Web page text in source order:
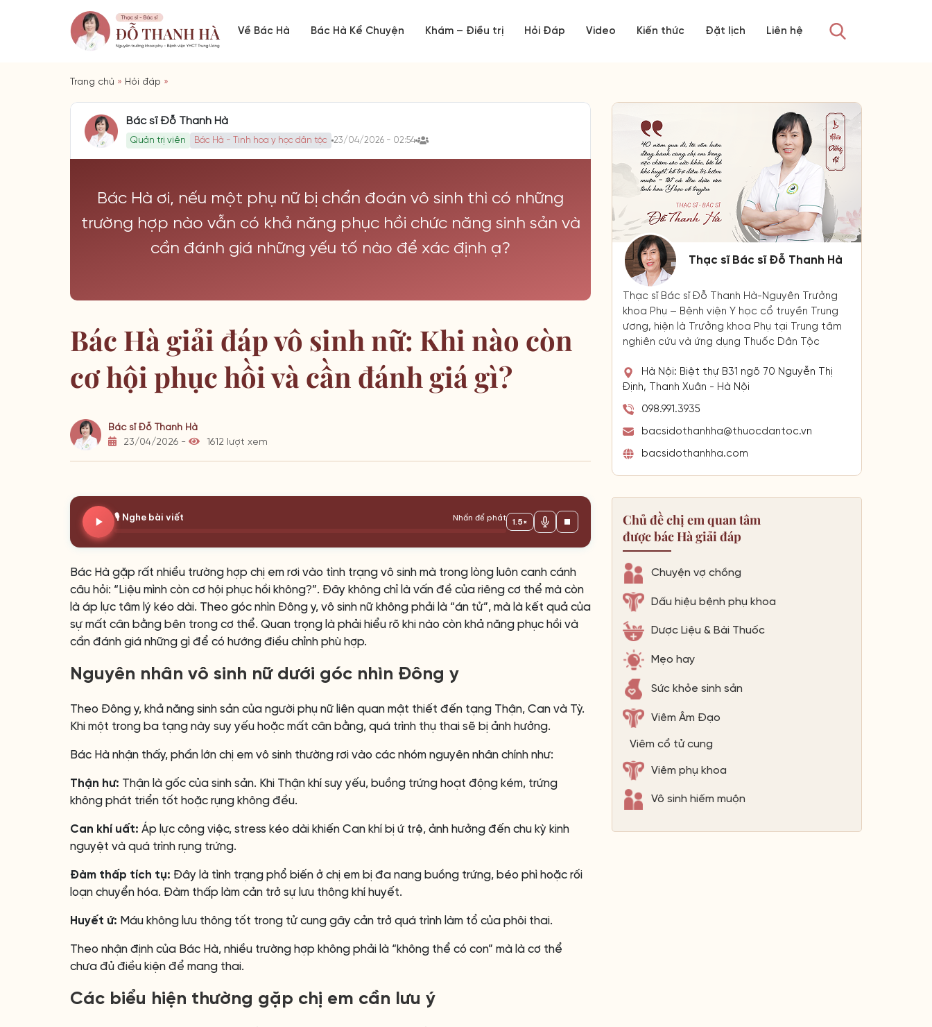
Về Bác Hà Bác Hà Kể Chuyện Khám – Điều trị Hỏi Đáp Video Kiến thức Đặt lịch Liên hệ
Trang chủ » Hỏi đáp »
Bác sĩ Đỗ Thanh Hà
Quản trị viên Bác Hà - Tinh hoa y học dân tộc 23/04/2026 - 02:54
Bác Hà ơi, nếu một phụ nữ bị chẩn đoán vô sinh thì có những
trường hợp nào vẫn có khả năng phục hồi chức năng sinh sản và
cần đánh giá những yếu tố nào để xác định ạ?
Bác Hà giải đáp vô sinh nữ: Khi nào còn
cơ hội phục hồi và cần đánh giá gì?
Bác sĩ Đỗ Thanh Hà
23/04/2026 -
1612 lượt xem
🎙️ Nghe bài viết Nhấn để phát 1.5×
Bác Hà gặp rất nhiều trường hợp chị em rơi vào tình trạng vô sinh mà trong lòng luôn canh cánh
câu hỏi: “Liệu mình còn cơ hội phục hồi không?”. Đây không chỉ là vấn đề của riêng cơ thể mà còn
là áp lực tâm lý kéo dài. Theo góc nhìn Đông y, vô sinh nữ không phải là “án tử”, mà là kết quả của
sự mất cân bằng bên trong cơ thể. Quan trọng là phải hiểu rõ khi nào còn khả năng phục hồi và
cần đánh giá những gì để có hướng điều chỉnh phù hợp.
Nguyên nhân vô sinh nữ dưới góc nhìn Đông y
Theo Đông y, khả năng sinh sản của người phụ nữ liên quan mật thiết đến tạng Thận, Can và Tỳ.
Khi một trong ba tạng này suy yếu hoặc mất cân bằng, quá trình thụ thai sẽ bị ảnh hưởng.
Bác Hà nhận thấy, phần lớn chị em vô sinh thường rơi vào các nhóm nguyên nhân chính như:
Thận hư: Thận là gốc của sinh sản. Khi Thận khí suy yếu, buồng trứng hoạt động kém, trứng
không phát triển tốt hoặc rụng không đều.
Can khí uất: Áp lực công việc, stress kéo dài khiến Can khí bị ứ trệ, ảnh hưởng đến chu kỳ kinh
nguyệt và quá trình rụng trứng.
Đàm thấp tích tụ: Đây là tình trạng phổ biến ở chị em bị đa nang buồng trứng, béo phì hoặc rối
loạn chuyển hóa. Đàm thấp làm cản trở sự lưu thông khí huyết.
Huyết ứ: Máu không lưu thông tốt trong tử cung gây cản trở quá trình làm tổ của phôi thai.
Theo nhận định của Bác Hà, nhiều trường hợp không phải là “không thể có con” mà là cơ thể
chưa đủ điều kiện để mang thai.
Các biểu hiện thường gặp chị em cần lưu ý
Thạc sĩ Bác sĩ Đỗ Thanh Hà
Thạc sĩ Bác sĩ Đỗ Thanh Hà-Nguyên Trưởng
khoa Phụ – Bệnh viện Y học cổ truyền Trung
ương, hiện là Trưởng khoa Phụ tại Trung tâm
nghiên cứu và ứng dụng Thuốc Dân Tộc
Hà Nội: Biệt thự B31 ngõ 70 Nguyễn Thị
Định, Thanh Xuân - Hà Nội
098.991.3935
bacsidothanhha@thuocdantoc.vn
bacsidothanhha.com
Chủ đề chị em quan tâm
được bác Hà giải đáp
Chuyện vợ chồng
Dấu hiệu bệnh phụ khoa
Dược Liệu & Bài Thuốc
Mẹo hay
Sức khỏe sinh sản
Viêm Âm Đạo
Viêm cổ tử cung
Viêm phụ khoa
Vô sinh hiếm muộn